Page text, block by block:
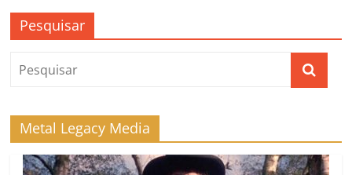
Pesquisar
Metal Legacy Media